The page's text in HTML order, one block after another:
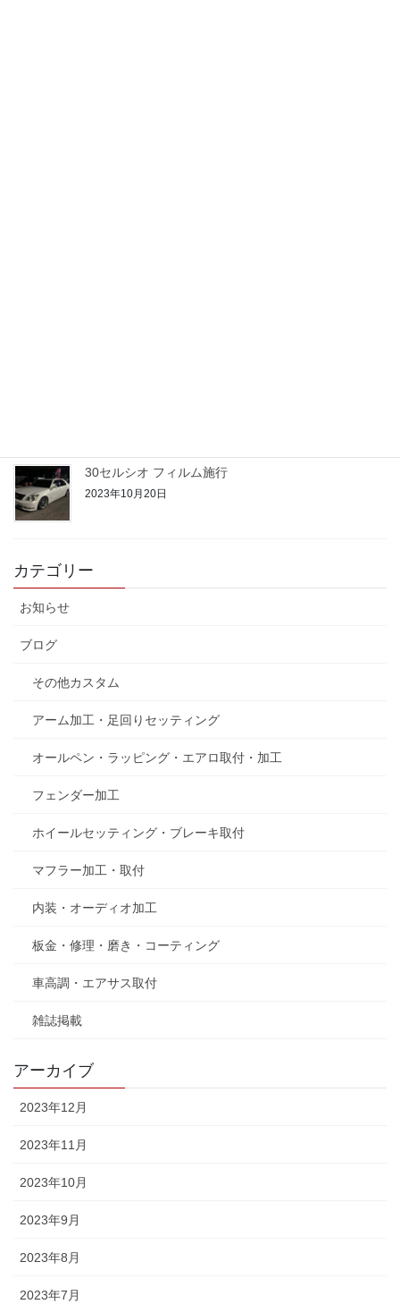
30セルシオ フィルム施行
2023年10月20日
カテゴリー
お知らせ
ブログ
その他カスタム
アーム加工・足回りセッティング
オールペン・ラッピング・エアロ取付・加工
フェンダー加工
ホイールセッティング・ブレーキ取付
マフラー加工・取付
内装・オーディオ加工
板金・修理・磨き・コーティング
車高調・エアサス取付
雑誌掲載
アーカイブ
2023年12月
2023年11月
2023年10月
2023年9月
2023年8月
2023年7月